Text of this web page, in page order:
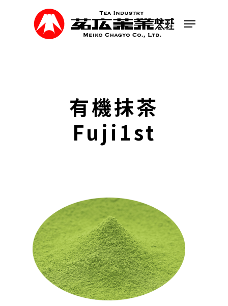
Menu
有機抹茶
Fuji1st